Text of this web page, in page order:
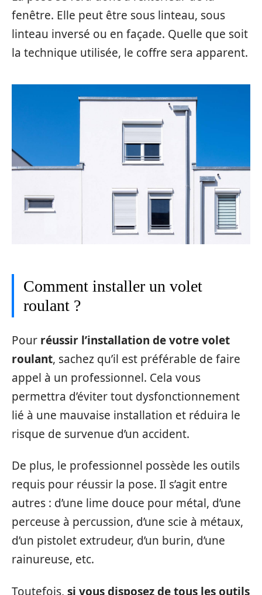
fenêtre. Elle peut être sous linteau, sous
linteau inversé ou en façade. Quelle que soit
la technique utilisée, le coffre sera apparent.
Comment installer un volet
roulant ?
Pour réussir l’installation de votre volet
roulant, sachez qu’il est préférable de faire
appel à un professionnel. Cela vous
permettra d’éviter tout dysfonctionnement
lié à une mauvaise installation et réduira le
risque de survenue d’un accident.
De plus, le professionnel possède les outils
requis pour réussir la pose. Il s’agit entre
autres : d’une lime douce pour métal, d’une
perceuse à percussion, d’une scie à métaux,
d’un pistolet extrudeur, d’un burin, d’une
rainureuse, etc.
Toutefois, si vous disposez de tous les outils